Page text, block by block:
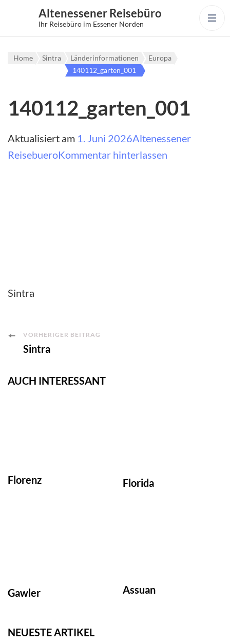
Altenessener Reisebüro
Ihr Reisebüro im Essener Norden
Home Länderinformationen Europa
Sintra
140112_garten_001
140112_garten_001
Aktualisiert am 1. Juni 2026Altenessener
ReisebueroKommentar hinterlassen
Sintra
Post
Navigation
VORHERIGER BEITRAG
Sintra
AUCH INTERESSANT
Florenz Florida
Gawler Assuan
NEUESTE ARTIKEL